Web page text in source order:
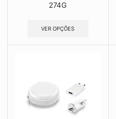
274G
VER OPÇÕES